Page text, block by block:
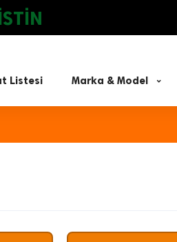
Listesi Marka & Model